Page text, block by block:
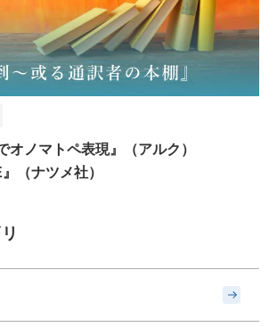
ノマトペ表現』（アルク）
（ナツメ社）